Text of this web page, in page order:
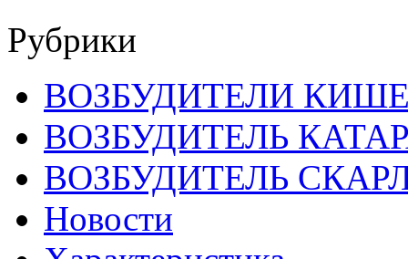
Рубрики
ВОЗБУДИТЕЛИ
ВОЗБУДИТЕЛЬ
ВОЗБУДИТЕЛЬ
Новости